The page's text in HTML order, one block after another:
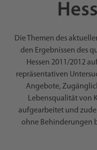
Die Themen des
den Ergebnissen des
Hessen 2011/2012
repräsentativen
Angebote,
Lebensqualität von
aufgearbeitet und
ohne Behinderungen